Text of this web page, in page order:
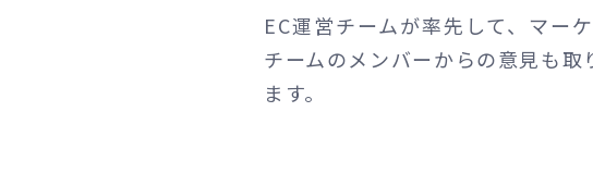
EC運営チームが率先して、マー
チームのメンバーからの意見も
ます。